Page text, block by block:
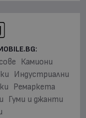
Камиони
Индустриални
Ремаркета
Гуми и джанти